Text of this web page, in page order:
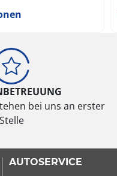
bei uns an erster
Stelle
AUTOSERVICE